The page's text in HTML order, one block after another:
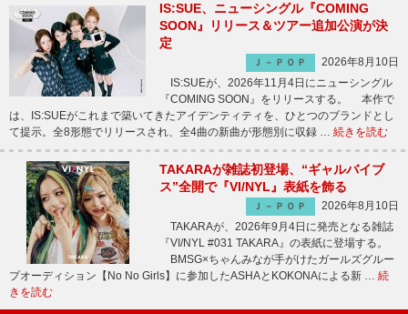
IS:SUE、ニューシングル『COMING
SOON』リリース＆ツアー追加公演が決
定
Ｊ－ＰＯＰ
2026年8月10日
IS:SUEが、2026年11月4日にニューシングル
『COMING SOON』をリリースする。 本作で
は、IS:SUEがこれまで築いてきたアイデンティティを、ひとつのブランドとし
て提示。全8形態でリリースされ、全4曲の新曲が形態別に収録 … 続きを読む
TAKARAが雑誌初登場、“ギャルバイブ
ス”全開で『VI/NYL』表紙を飾る
Ｊ－ＰＯＰ
2026年8月10日
TAKARAが、2026年9月4日に発売となる雑誌
『VI/NYL #031 TAKARA』の表紙に登場する。
BMSG×ちゃんみなが手がけたガールズグルー
プオーディション【No No Girls】に参加したASHAとKOKONAによる新 … 続
きを読む